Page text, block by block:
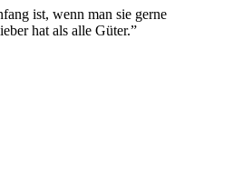
ist, wenn man sie gerne
hat als alle Güter.”